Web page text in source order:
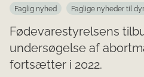
Faglig nyhed Faglige nyheder til
Fødevarestyrelsens
undersøgelse af
fortsætter i 2022.